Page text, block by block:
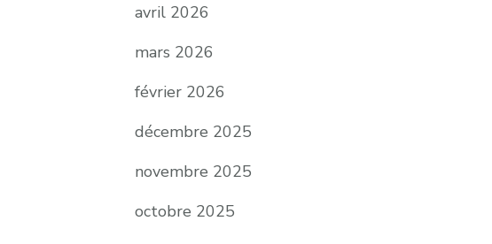
avril 2026
mars 2026
février 2026
décembre 2025
novembre 2025
octobre 2025